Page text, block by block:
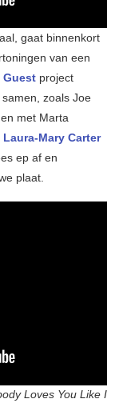
gaat binnenkort
van een
Guest project
zoals Joe
met Marta
Laura-Mary Carter
ep af en
plaat.
Loves You Like I